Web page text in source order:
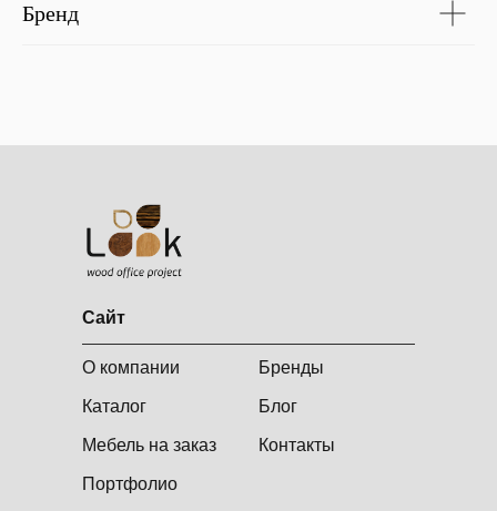
Бренд
Сайт
О компании
Каталог
Мебель на заказ
Портфолио
Бренды
Блог
Контакты